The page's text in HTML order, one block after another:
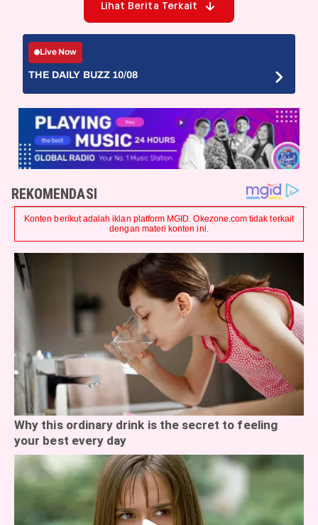
Lihat Berita Terkait
Live Now
THE DAILY BUZZ 10/08